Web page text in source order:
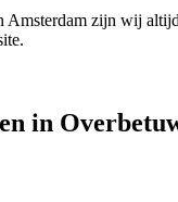
Amsterdam zijn wij
in